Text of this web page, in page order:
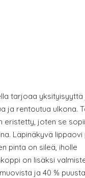
tarjoaa yksityisyyttä
ja rentoutua ulkona.
eristetty, joten se sopii
Läpinäkyvä lippaovi
pinta on sileä, iholle
on lisäksi
ja 40 %